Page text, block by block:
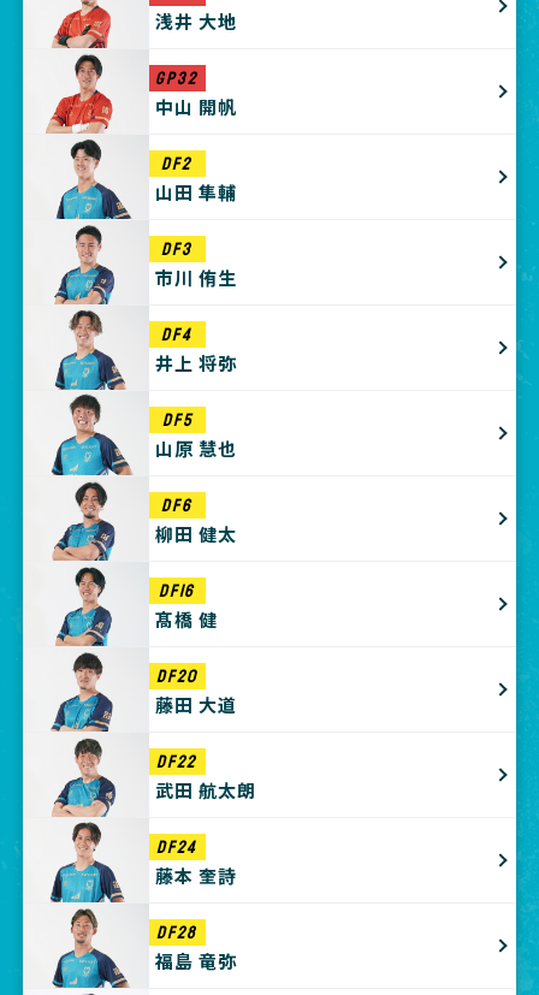
浅井 大地
GP32
中山 開帆
DF2
山田 隼輔
DF3
市川 侑生
DF4
井上 将弥
DF5
山原 慧也
DF6
柳田 健太
DF16
髙橋 健
DF20
藤田 大道
DF22
武田 航太朗
DF24
藤本 奎詩
DF28
福島 竜弥